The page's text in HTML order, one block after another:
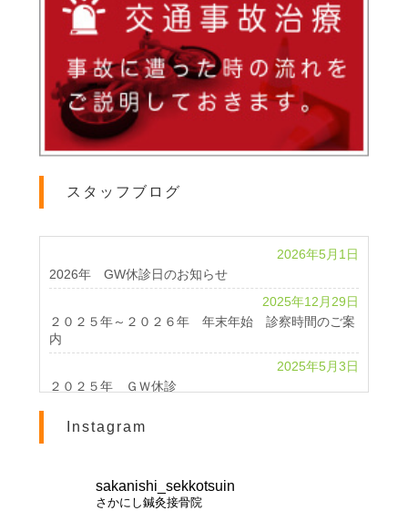
スタッフブログ
2026年5月1日
2026年 GW休診日のお知らせ
2025年12月29日
２０２５年～２０２６年 年末年始 診察時間のご案
内
2025年5月3日
２０２５年 ＧＷ休診
2024 GWのお知らせ
休診のお知らせ
Instagram
sakanishi_sekkotsuin
さかにし鍼灸接骨院